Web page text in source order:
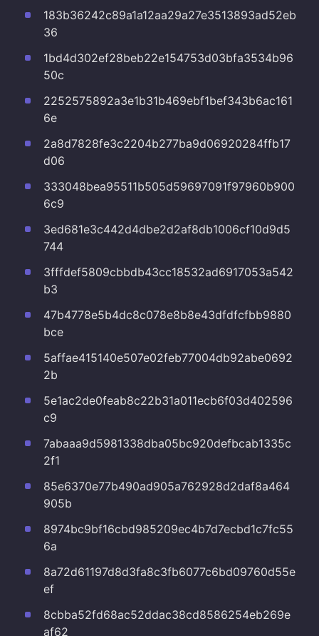
183b36242c89a1a12aa29a27e3513893ad52eb
36
1bd4d302ef28beb22e154753d03bfa3534b96
50c
2252575892a3e1b31b469ebf1bef343b6ac161
6e
2a8d7828fe3c2204b277ba9d06920284ffb17
d06
333048bea95511b505d59697091f97960b900
6c9
3ed681e3c442d4dbe2d2af8db1006cf10d9d5
744
3fffdef5809cbbdb43cc18532ad6917053a542
b3
47b4778e5b4dc8c078e8b8e43dfdfcfbb9880
bce
5affae415140e507e02feb77004db92abe0692
2b
5e1ac2de0feab8c22b31a011ecb6f03d402596
c9
7abaaa9d5981338dba05bc920defbcab1335c
2f1
85e6370e77b490ad905a762928d2daf8a464
905b
8974bc9bf16cbd985209ec4b7d7ecbd1c7fc55
6a
8a72d61197d8d3fa8c3fb6077c6bd09760d55e
ef
8cbba52fd68ac52ddac38cd8586254eb269e
af62